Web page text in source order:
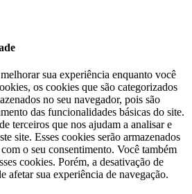
sua experiência enquanto você
os cookies que são categorizados
no seu navegador, pois são
das funcionalidades básicas do site.
terceiros que nos ajudam a analisar e
site. Esses cookies serão armazenados
o seu consentimento. Você também
cookies. Porém, a desativação de
afetar sua experiência de navegação.